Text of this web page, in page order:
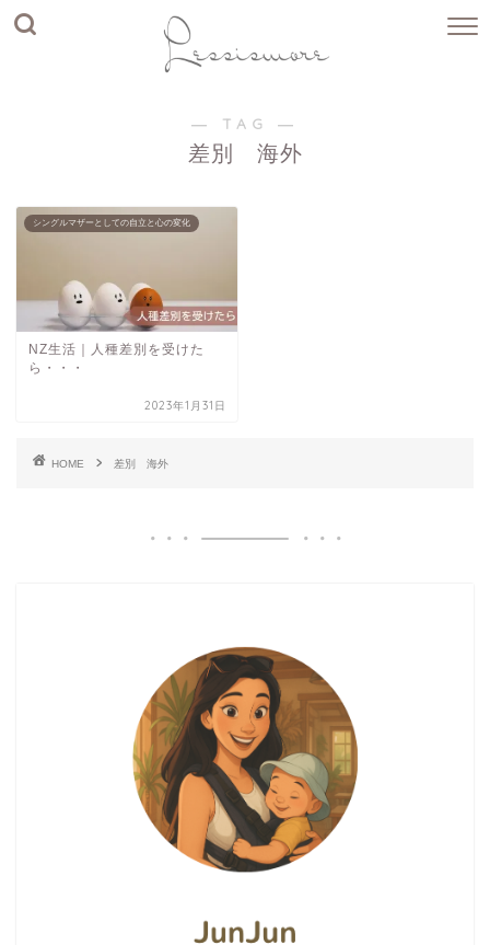
― TAG ―
差別 海外
シングルマザーとしての自立と心の変化
NZ生活｜人種差別を受けた
ら・・・
2023年1月31日
HOME 差別 海外